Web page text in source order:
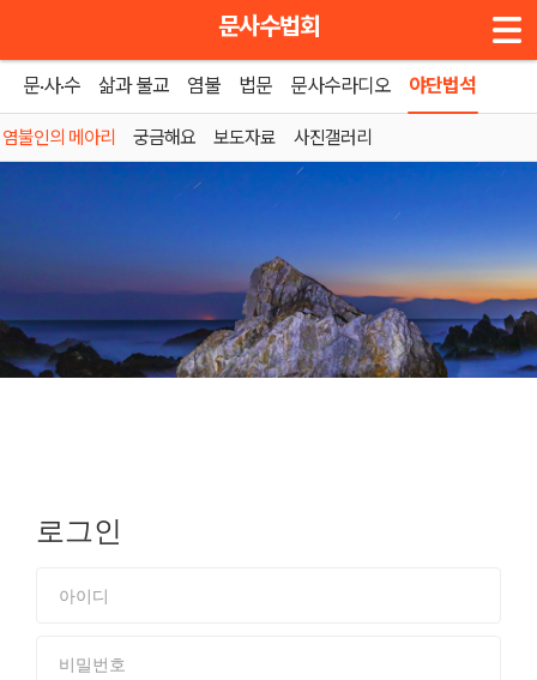
메뉴 건너뛰기
문사수법회
문·사·수 삶과 불교 염불 법문 문사수라디오 야단법석
염불인의 메아리 궁금해요 보도자료 사진갤러리
로그인